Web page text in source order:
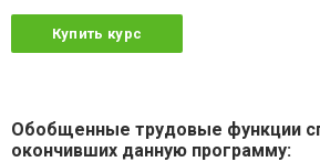
Купить курс
Обобщенные трудовые функции
окончивших данную программу: